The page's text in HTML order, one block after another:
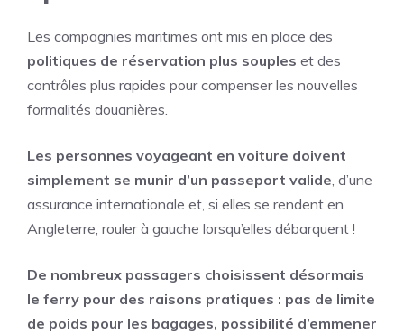
Les compagnies maritimes ont mis en place des
politiques de réservation plus souples et des
contrôles plus rapides pour compenser les nouvelles
formalités douanières.
Les personnes voyageant en voiture doivent
simplement se munir d’un passeport valide, d’une
assurance internationale et, si elles se rendent en
Angleterre, rouler à gauche lorsqu’elles débarquent !
De nombreux passagers choisissent désormais
le ferry pour des raisons pratiques : pas de limite
de poids pour les bagages, possibilité d’emmener